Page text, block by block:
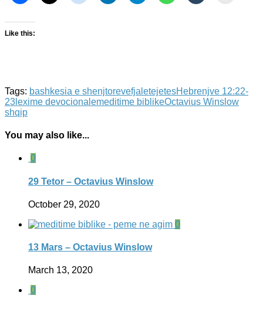
Like this:
Tags: bashkesia e shenjtorevefjaletejetesHebrenjve 12:22-
23 lexime devocionalemeditime biblikeOctavius Winslow
shqip
You may also like...
0
29 Tetor – Octavius Winslow
October 29, 2020
0
13 Mars – Octavius Winslow
March 13, 2020
0